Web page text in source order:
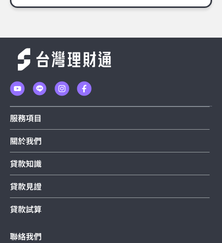
服務項目
關於我們
貸款知識
貸款見證
貸款試算
聯絡我們